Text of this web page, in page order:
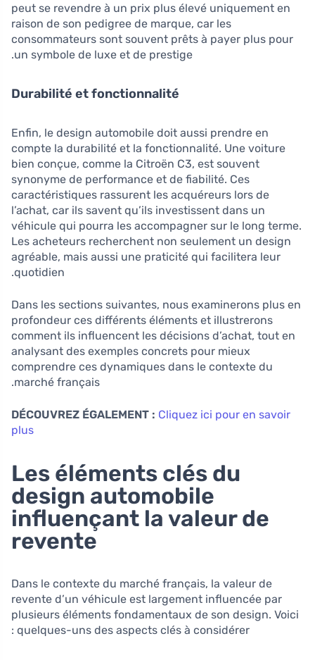
peut se revendre à un prix plus élevé uniquement en
raison de son pedigree de marque, car les
consommateurs sont souvent prêts à payer plus pour
un symbole de luxe et de prestige.
Durabilité et fonctionnalité
Enfin, le design automobile doit aussi prendre en
compte la durabilité et la fonctionnalité. Une voiture
bien conçue, comme la Citroën C3, est souvent
synonyme de performance et de fiabilité. Ces
caractéristiques rassurent les acquéreurs lors de
l’achat, car ils savent qu’ils investissent dans un
véhicule qui pourra les accompagner sur le long terme.
Les acheteurs recherchent non seulement un design
agréable, mais aussi une praticité qui facilitera leur
quotidien.
Dans les sections suivantes, nous examinerons plus en
profondeur ces différents éléments et illustrerons
comment ils influencent les décisions d’achat, tout en
analysant des exemples concrets pour mieux
comprendre ces dynamiques dans le contexte du
marché français.
DÉCOUVREZ ÉGALEMENT : Cliquez ici pour en savoir
plus
Les éléments clés du
design automobile
influençant la valeur de
revente
Dans le contexte du marché français, la valeur de
revente d’un véhicule est largement influencée par
plusieurs éléments fondamentaux de son design. Voici
quelques-uns des aspects clés à considérer :